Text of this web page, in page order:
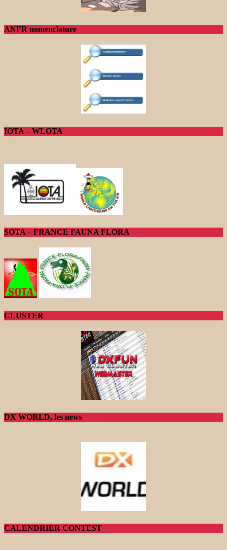
ANFR nomenclature
IOTA – WLOTA
SOTA – FRANCE FAUNA FLORA
CLUSTER
DX WORLD, les news
CALENDRIER CONTEST